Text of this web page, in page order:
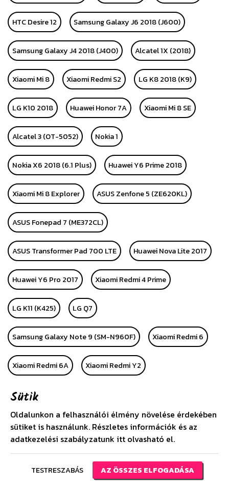
HTC Desire 12 Samsung Galaxy J6 2018 (J600)
Samsung Galaxy J4 2018 (J400) Alcatel 1X (2018)
Xiaomi Mi 8 Xiaomi Redmi S2 LG K8 2018 (K9)
LG K10 2018 Huawei Honor 7A Xiaomi Mi 8 SE
Alcatel 3 (OT-5052) Nokia 1
Nokia X6 2018 (6.1 Plus) Huawei Y6 Prime 2018
Xiaomi Mi 8 Explorer ASUS Zenfone 5 (ZE620KL)
ASUS Fonepad 7 (ME372CL)
ASUS Transformer Pad 700 LTE Huawei Nova Lite 2017
Huawei Y6 Pro 2017 Xiaomi Redmi 4 Prime
LG K11 (K425) LG Q7
Samsung Galaxy Note 9 (SM-N960F) Xiaomi Redmi 6
Xiaomi Redmi 6A Xiaomi Redmi Y2
Samsung Galaxy Star Advance
Samsung Galaxy Star 2 Plus Xiaomi Mi Pad 4 8
Samsung Galaxy Tab S4 10.5 Wifi (SM-T830)
Xiaomi Mi A2 Lite
Sütik
Oldalunkon a felhasználói élmény növelése érdekében
sütiket is használunk. Részletes információk és az
adatkezelési szabályzatunk itt olvasható el.
TESTRESZABÁS AZ ÖSSZES ELFOGADÁSA